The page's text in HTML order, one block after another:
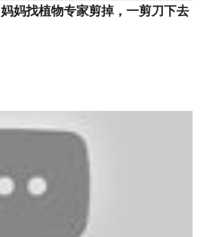
妈找植物专家剪掉，一剪刀下去